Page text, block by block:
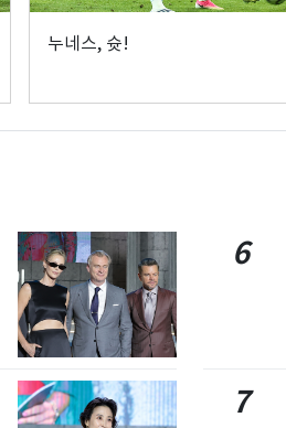
누네스, 슛!
6
7